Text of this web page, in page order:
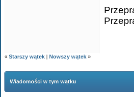
« Starszy wątek | Nowszy wątek »
Wiadomości w tym wątku